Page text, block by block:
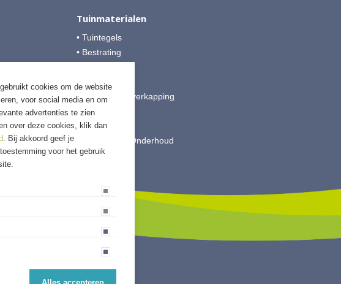
Tuinmaterialen
• Tuintegels
• Bestrating
• Tuinhout
• Tuinhuis & Overkapping
• Verlichting
• Accessoires
• Afwerking & Onderhoud
cookies om de website
voor social media en om
advertenties te zien
over deze cookies, klik dan
. Bij akkoord geef je
voor het gebruik